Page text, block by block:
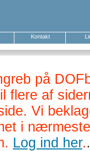
Kontakt
på
flere af
Vi
i
Log ind her..